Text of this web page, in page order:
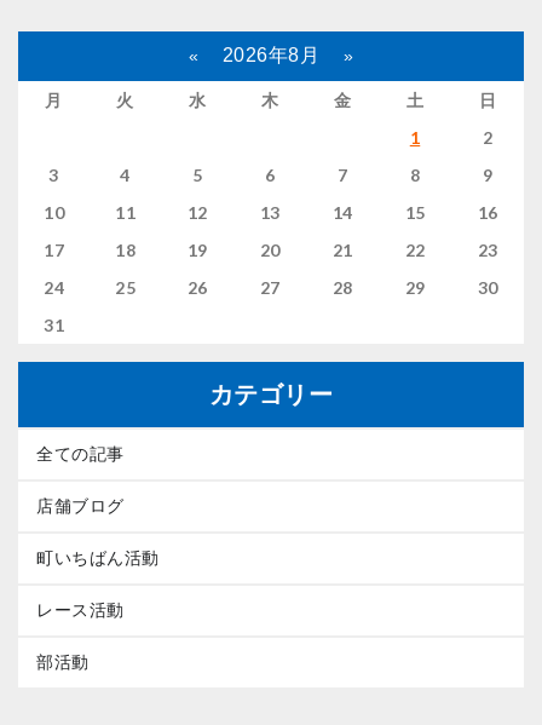
« 2026年8月 »
月 火 水 木 金 土
日
1
2
3
4 5 6 7 8
9
10
11 12 13 14 15
16
17
18 19 20 21 22
23
24
25 26 27 28 29
30
31
カテゴリー
全ての記事
店舗ブログ
町いちばん活動
レース活動
部活動